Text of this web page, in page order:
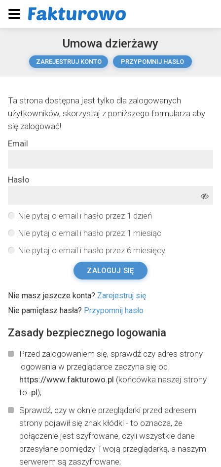
Umowa dzierżawy
ZAREJESTRUJ KONTO PRZYPOMNIJ HASŁO
Ta strona dostępna jest tylko dla zalogowanych
użytkowników, skorzystaj z poniższego formularza aby
się zalogować!
Email
Hasło
Nie pytaj o email i hasło przez 1 dzień
Nie pytaj o email i hasło przez 1 miesiąc
Nie pytaj o email i hasło przez 6 miesięcy
ZALOGUJ SIĘ
Nie masz jeszcze konta? Zarejestruj się
Nie pamiętasz hasła? Przypomnij hasło
Zasady bezpiecznego logowania
Przed zalogowaniem się, sprawdź czy adres strony
logowania w przeglądarce zaczyna się od
https://www.fakturowo.pl (końcówka naszej strony
to .pl);
Sprawdź, czy w oknie przeglądarki przed adresem
strony pojawił się znak kłódki - to oznacza, że
połączenie jest szyfrowane, czyli wszystkie dane
przesyłane pomiędzy Twoją przeglądarką, a naszym
serwerem są zaszyfrowane;